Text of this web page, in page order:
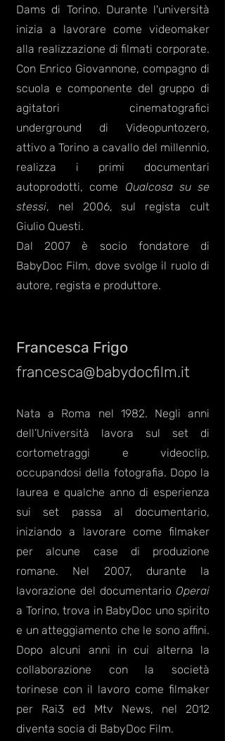
Dams di Torino. Durante l'università
inizia a lavorare come videomaker
alla realizzazione di filmati corporate.
Con Enrico Giovannone, compagno di
scuola e componente del gruppo di
agitatori cinematografici
underground di Videopuntozero,
attivo a Torino a cavallo del millennio,
realizza i primi documentari
autoprodotti, come Qualcosa su se
stessi, nel 2006, sul regista cult
Giulio Questi.
Dal 2007 è socio fondatore di
BabyDoc Film, dove svolge il ruolo di
autore, regista e produttore.
Francesca Frigo
francesca@babydocfilm.it
Nata a Roma nel 1982. Negli anni
dell’Università lavora sul set di
cortometraggi e videoclip,
occupandosi della fotografia. Dopo la
laurea e qualche anno di esperienza
sui set passa al documentario,
iniziando a lavorare come filmaker
per alcune case di produzione
romane. Nel 2007, durante la
lavorazione del documentario Operai
a Torino, trova in BabyDoc uno spirito
e un atteggiamento che le sono affini.
Dopo alcuni anni in cui alterna la
collaborazione con la società
torinese con il lavoro come filmaker
per Rai3 ed Mtv News, nel 2012
diventa socia di BabyDoc Film.